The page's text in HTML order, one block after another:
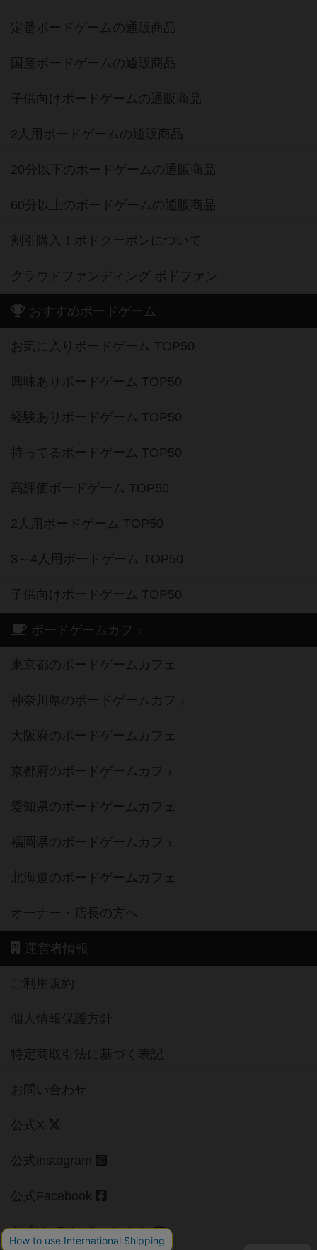
定番ボードゲームの通販商品
国産ボードゲームの通販商品
子供向けボードゲームの通販商品
2人用ボードゲームの通販商品
20分以下のボードゲームの通販商品
60分以上のボードゲームの通販商品
割引購入！ボドクーポンについて
クラウドファンディング ボドファン
おすすめボードゲーム
お気に入りボードゲーム TOP50
興味ありボードゲーム TOP50
経験ありボードゲーム TOP50
持ってるボードゲーム TOP50
高評価ボードゲーム TOP50
2人用ボードゲーム TOP50
3～4人用ボードゲーム TOP50
子供向けボードゲーム TOP50
ボードゲームカフェ
東京都のボードゲームカフェ
神奈川県のボードゲームカフェ
大阪府のボードゲームカフェ
京都府のボードゲームカフェ
愛知県のボードゲームカフェ
福岡県のボードゲームカフェ
北海道のボードゲームカフェ
オーナー・店長の方へ
運営者情報
ご利用規約
個人情報保護方針
特定商取引法に基づく表記
お問い合わせ
公式X
公式instagram
公式Facebook
公式YouTubeチャンネル